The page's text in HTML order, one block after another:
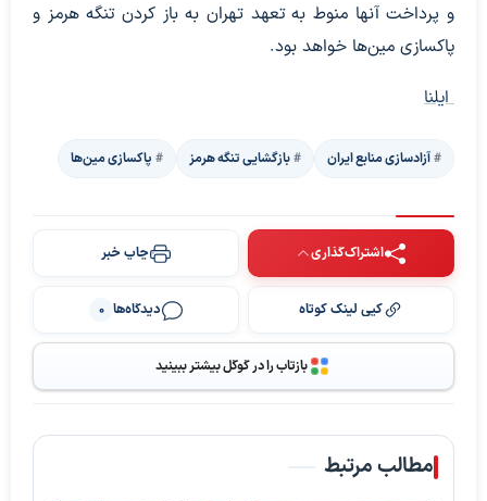
و پرداخت آنها منوط به تعهد تهران به باز کردن تنگه هرمز و
پاکسازی مین‌ها خواهد بود.
ایلنا
آزادسازی منابع ایران بازگشایی تنگه هرمز پاکسازی مین‌ها
اشتراک‌گذاری چاپ خبر
کپی لینک کوتاه دیدگاه‌ها 0
بازتاب را در گوگل بیشتر ببینید
مطالب مرتبط